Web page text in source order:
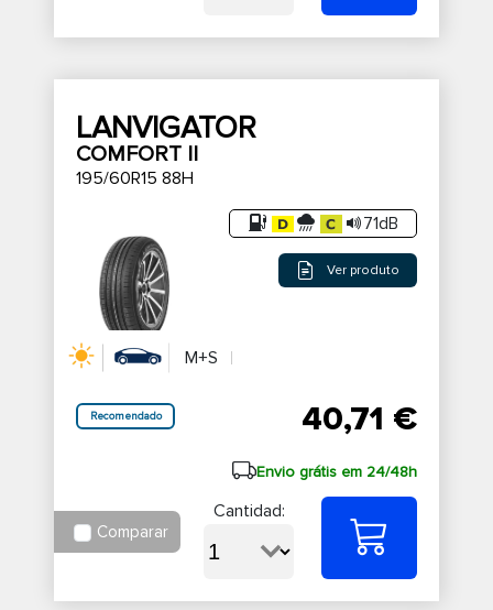
LANVIGATOR
COMFORT II
195/60R15 88H
71dB
Ver produto
M+S
Recomendado 40,71 €
Envio grátis em 24/48h
Comparar
Cantidad: